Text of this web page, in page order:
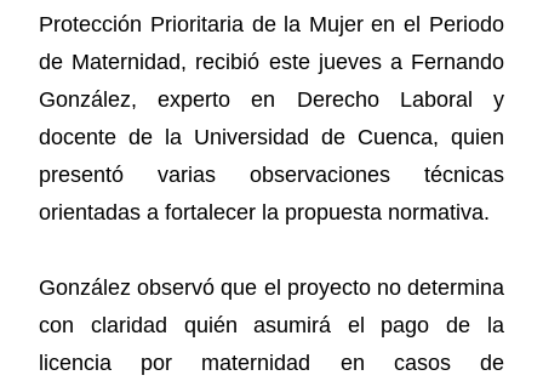
Protección Prioritaria de la Mujer en el Periodo
de Maternidad, recibió este jueves a Fernando
González, experto en Derecho Laboral y
docente de la Universidad de Cuenca, quien
presentó varias observaciones técnicas
orientadas a fortalecer la propuesta normativa.
González observó que el proyecto no determina
con claridad quién asumirá el pago de la
licencia por maternidad en casos de